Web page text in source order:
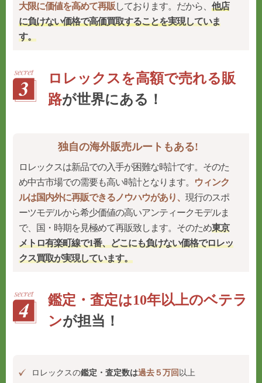
大限に価値を高めて再販しております。だから、他店
に負けない価格で高価買取することを実現していま
す。
ロレックスを高額で売れる販
路が世界にある！
独自の海外販売ルートもある!
ロレックスは新品での入手が困難な時計です。そのた
め中古市場での需要も高い時計となります。 ウィンク
ルは国内外に再販できるノウハウがあり、現行のスポ
ーツモデルから希少価値の高いアンティークモデルま
で、国・時期を見極めて再販致します。そのため東京
メトロ有楽町線で1番、どこにも負けない価格でロレッ
クス買取が実現しています。
鑑定・査定は10年以上のベテラ
ンが担当！
ロレックスの鑑定・査定数は過去５万回 以上